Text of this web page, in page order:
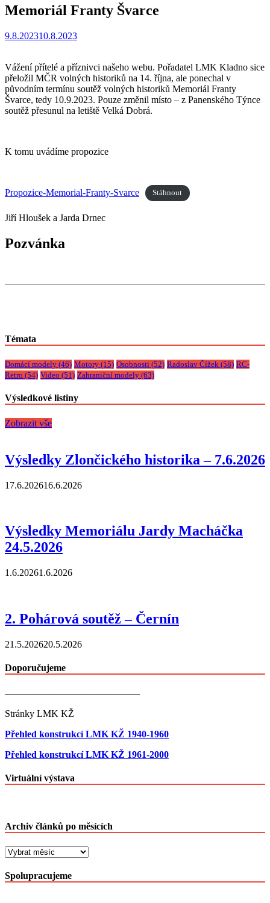
Memoriál Franty Švarce
9.8.202310.8.2023
Vážení přítelé a příznivci našeho webu. Pořadatel LMK Kladno sice
přeložil MČR volných historiků na 14. října, ale ponechal v
původním termínu soutěž volných historiků Memoriál Franty
Švarce, tedy 10.9.2023. Pouze změnil místo – z Panenského Týnce
soutěž přesunul na letiště Velká Dobrá.
K tomu uvádíme propozice
Propozice-Memorial-Franty-Svarce Stáhnout
Jiří Hloušek a Jarda Drnec
Pozvánka
Témata
Domácí modely (46) Motory (15) Osobnosti (52) Radoslav Čížek (58) RC-
Retro (54) Video (51) Zahraniční modely (63)
Výsledkové listiny
Zobrazit vše
Výsledky Zlončického historika – 7.6.2026
17.6.202616.6.2026
Výsledky Memoriálu Jardy Macháčka
24.5.2026
1.6.20261.6.2026
2. Pohárová soutěž – Černín
21.5.202620.5.2026
Doporučujeme
——————————————
Stránky LMK KŽ
Přehled konstrukcí LMK KŽ 1940-1960
Přehled konstrukcí LMK KŽ 1961-2000
Virtuální výstava
Archiv článků po měsících
Archiv
po
měsících
Spolupracujeme